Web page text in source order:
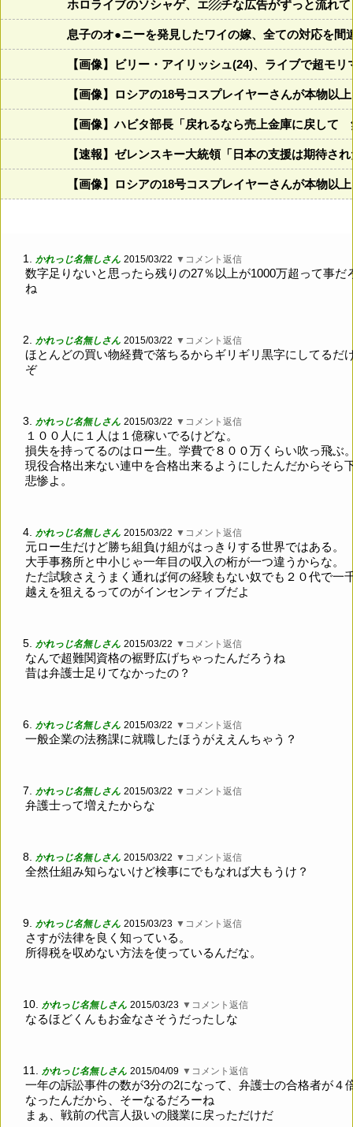
ホロライブのソシャゲ、エ▨チな広告がずっと流れて
息子のオ●ニーを発見したワイの嫁、全ての対応を
【画像】ビリー・アイリッシュ(24)、ライブで超モ
【画像】ロシアの18号コスプレイヤーさんが本物以
【画像】ハビタ部長「戻れるなら売上金庫に戻し
【速報】ゼレンスキー大統領「日本の支援は期待さ
【画像】ロシアの18号コスプレイヤーさんが本物以
1. かれっじ名無しさん 2015/03/22 ▼コメント返信
数字足りないと思ったら残りの27％以上が1000万超って事だ
ね
2. かれっじ名無しさん 2015/03/22 ▼コメント返信
ほとんどの買い物経費で落ちるからギリギリ黒字にしてるだ
ぞ
3. かれっじ名無しさん 2015/03/22 ▼コメント返信
１００人に１人は１億稼いでるけどな。
損失を持ってるのはロー生。学費で８００万くらい吹っ飛ぶ
現役合格出来ない連中を合格出来るようにしたんだからそら
悲惨よ。
4. かれっじ名無しさん 2015/03/22 ▼コメント返信
元ロー生だけど勝ち組負け組がはっきりする世界ではある。
大手事務所と中小じゃ一年目の収入の桁が一つ違うからな。
ただ試験さえうまく通れば何の経験もない奴でも２０代で一
越えを狙えるってのがインセンティブだよ
5. かれっじ名無しさん 2015/03/22 ▼コメント返信
なんで超難関資格の裾野広げちゃったんだろうね
昔は弁護士足りてなかったの？
6. かれっじ名無しさん 2015/03/22 ▼コメント返信
一般企業の法務課に就職したほうがええんちゃう？
7. かれっじ名無しさん 2015/03/22 ▼コメント返信
弁護士って増えたからな
8. かれっじ名無しさん 2015/03/22 ▼コメント返信
全然仕組み知らないけど検事にでもなれば大もうけ？
9. かれっじ名無しさん 2015/03/23 ▼コメント返信
さすが法律を良く知っている。
所得税を収めない方法を使っているんだな。
10. かれっじ名無しさん 2015/03/23 ▼コメント返信
なるほどくんもお金なさそうだったしな
11. かれっじ名無しさん 2015/04/09 ▼コメント返信
一年の訴訟事件の数が3分の2になって、弁護士の合格者が４
なったんだから、そーなるだろーね
まぁ、戦前の代言人扱いの賤業に戻っただけだ